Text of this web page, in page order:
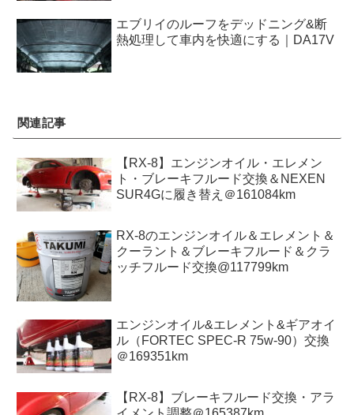
エブリイのルーフをデッドニング&断
熱処理して車内を快適にする｜DA17V
関連記事
【RX-8】エンジンオイル・エレメン
ト・ブレーキフルード交換＆NEXEN
SUR4Gに履き替え＠161084km
RX-8のエンジンオイル＆エレメント＆
クーラント＆ブレーキフルード＆クラ
ッチフルード交換@117799km
エンジンオイル&エレメント&ギアオイ
ル（FORTEC SPEC-R 75w-90）交換
＠169351km
【RX-8】ブレーキフルード交換・アラ